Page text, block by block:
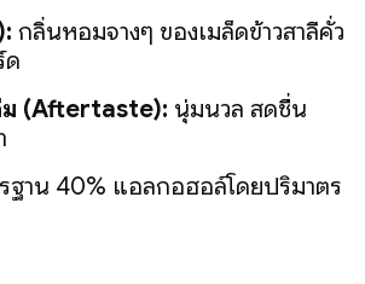
กลิ่นหอมจางๆ ของเมล็ดข้าวสาลีคั่ว
ด
(Aftertaste): นุ่มนวล สดชื่น
ฐาน 40% แอลกอฮอล์โดยปริมาตร